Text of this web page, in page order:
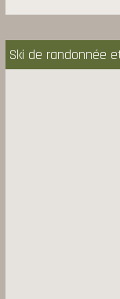
Ski de randonnée